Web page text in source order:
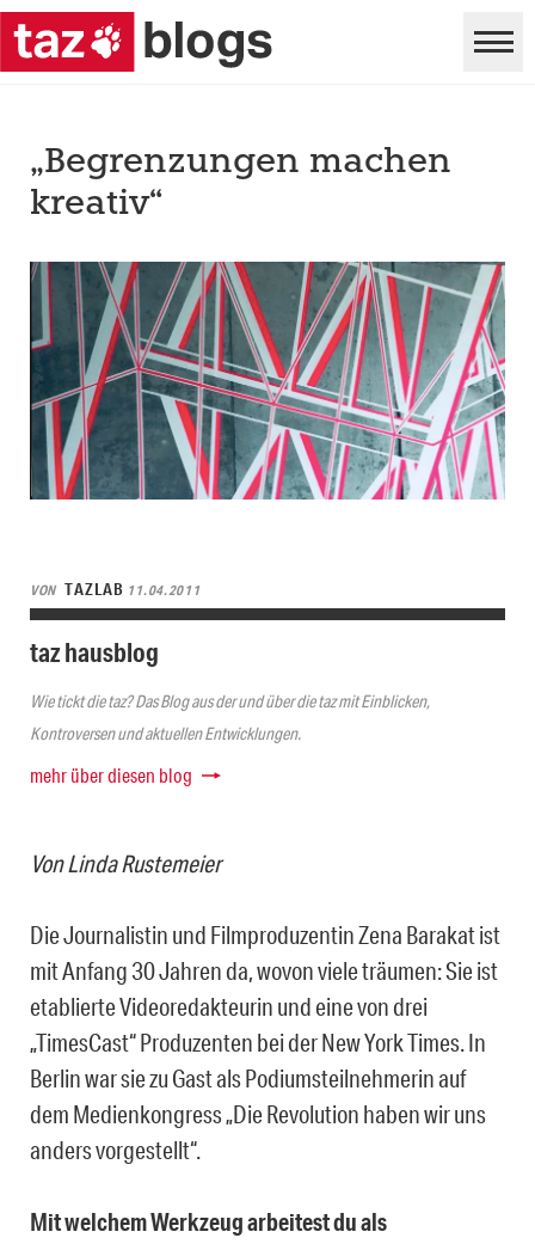
„Begrenzungen machen
kreativ“
VON TAZLAB 11.04.2011
taz hausblog
Wie tickt die taz? Das Blog aus der und über die taz mit Einblicken,
Kontroversen und aktuellen Entwicklungen.
mehr über diesen blog
Von Linda Rustemeier
Die Journalistin und Filmproduzentin Zena Barakat ist
mit Anfang 30 Jahren da, wovon viele träumen: Sie ist
etablierte Videoredakteurin und eine von drei
„TimesCast“ Produzenten bei der New York Times. In
Berlin war sie zu Gast als Podiumsteilnehmerin auf
dem Medienkongress „Die Revolution haben wir uns
anders vorgestellt“.
Mit welchem Werkzeug arbeitest du als